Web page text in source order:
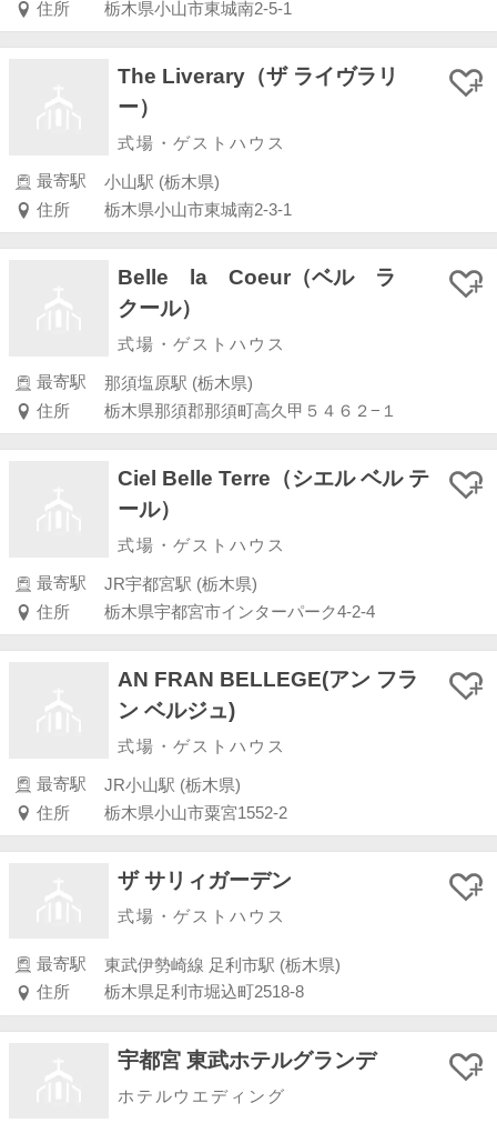
住所 栃木県小山市東城南2-5-1
The Liverary（ザ ライヴラリ
ー）
式場・ゲストハウス
最寄駅
小山駅 (栃木県)
住所
栃木県小山市東城南2-3-1
Belle la Coeur（ベル ラ
クール）
式場・ゲストハウス
最寄駅
那須塩原駅 (栃木県)
住所
栃木県那須郡那須町高久甲５４６２−１
Ciel Belle Terre（シエル ベル テ
ール）
式場・ゲストハウス
最寄駅
JR宇都宮駅 (栃木県)
住所
栃木県宇都宮市インターパーク4-2-4
AN FRAN BELLEGE(アン フラ
ン ベルジュ)
式場・ゲストハウス
最寄駅
JR小山駅 (栃木県)
住所
栃木県小山市粟宮1552-2
ザ サリィガーデン
式場・ゲストハウス
最寄駅
東武伊勢崎線 足利市駅 (栃木県)
住所
栃木県足利市堀込町2518-8
宇都宮 東武ホテルグランデ
ホテルウエディング